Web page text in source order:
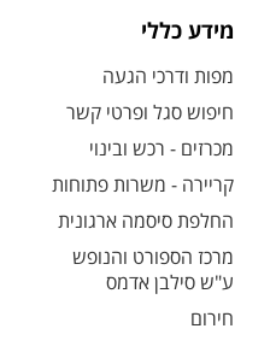
מידע כללי
מפות ודרכי הגעה
חיפוש סגל ופרטי קשר
מכרזים - רכש ובינוי
קריירה - משרות פתוחות
החלפת סיסמה ארגונית
מרכז הספורט והנופש
ע"ש סילבן אדמס
חירום